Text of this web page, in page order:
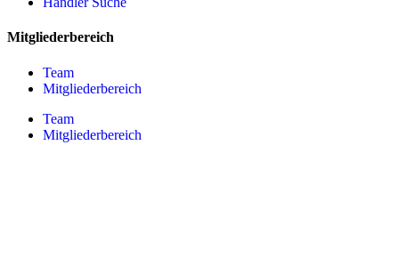
Mitgliederbereich
Team
Mitgliederbereich
Team
Mitgliederbereich